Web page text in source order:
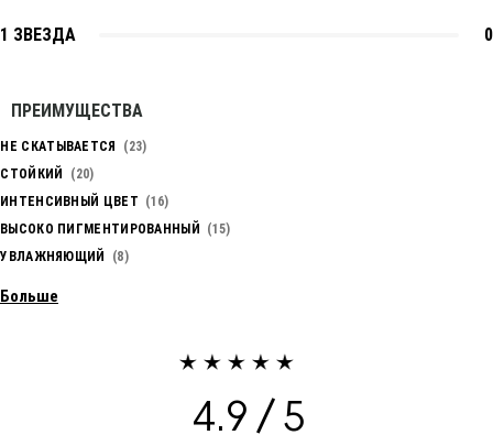
1 ЗВЕЗДА 0
ПРЕИМУЩЕСТВА
НЕ СКАТЫВАЕТСЯ
23
СТОЙКИЙ
20
ИНТЕНСИВНЫЙ ЦВЕТ
16
ВЫСОКО ПИГМЕНТИРОВАННЫЙ
15
УВЛАЖНЯЮЩИЙ
8
Больше
4.9